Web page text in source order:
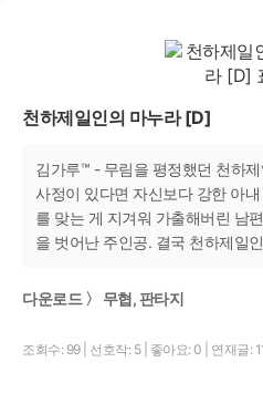
천하제일인의 마누라 [D]
김가루™ - 무림을 평정했던 천하
사정이 있다면 자신보다 강한 아
를 맞는 게 지겨워 가출해버린 남
을 벗어난 주인공. 결국 천하제일
다운로드 〉 무협, 판타지
조회수: 99 선호작: 5 좋아요: 0 연재글: